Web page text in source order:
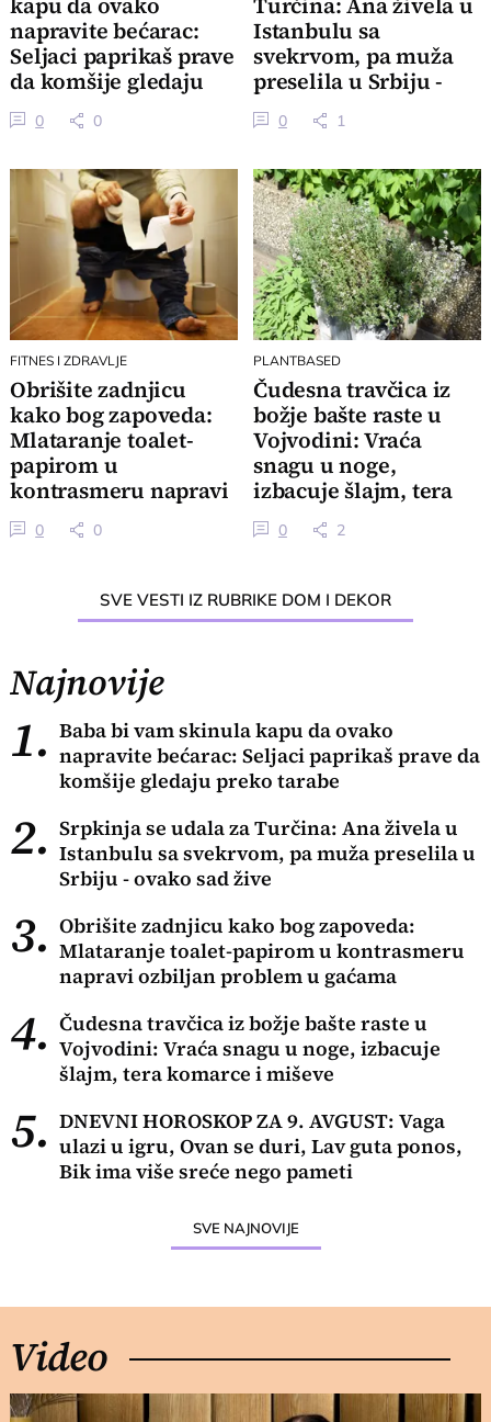
kapu da ovako
napravite bećarac:
Seljaci paprikaš prave
da komšije gledaju
preko tarabe
0 0
Turčina: Ana živela u
Istanbulu sa
svekrvom, pa muža
preselila u Srbiju -
ovako sad žive
0 1
FITNES I ZDRAVLJE
Obrišite zadnjicu
kako bog zapoveda:
Mlataranje toalet-
papirom u
kontrasmeru napravi
ozbiljan problem u
gaćama
0 0
PLANTBASED
Čudesna travčica iz
božje bašte raste u
Vojvodini: Vraća
snagu u noge,
izbacuje šlajm, tera
komarce i miševe
0 2
SVE VESTI IZ RUBRIKE DOM I DEKOR
Najnovije
1. Baba bi vam skinula kapu da ovako
napravite bećarac: Seljaci paprikaš prave da
komšije gledaju preko tarabe
2. Srpkinja se udala za Turčina: Ana živela u
Istanbulu sa svekrvom, pa muža preselila u
Srbiju - ovako sad žive
3. Obrišite zadnjicu kako bog zapoveda:
Mlataranje toalet-papirom u kontrasmeru
napravi ozbiljan problem u gaćama
4. Čudesna travčica iz božje bašte raste u
Vojvodini: Vraća snagu u noge, izbacuje
šlajm, tera komarce i miševe
5. DNEVNI HOROSKOP ZA 9. AVGUST: Vaga
ulazi u igru, Ovan se duri, Lav guta ponos,
Bik ima više sreće nego pameti
SVE NAJNOVIJE
Video